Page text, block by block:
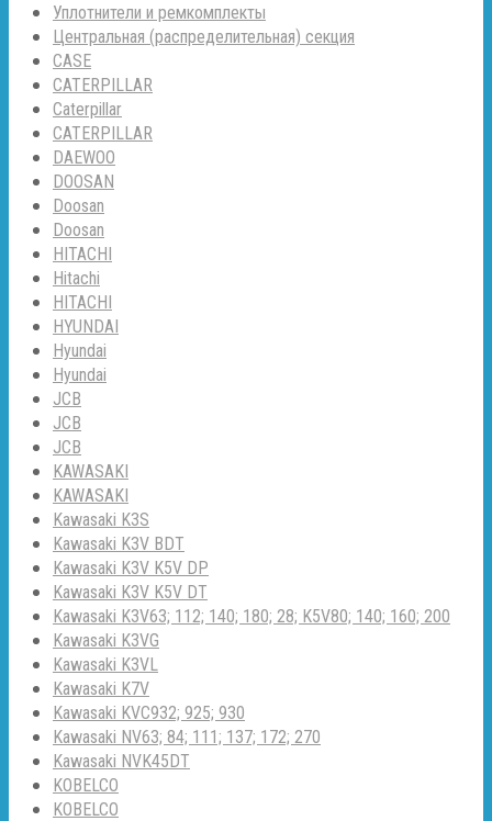
Уплотнители и ремкомплекты
Центральная (распределительная) секция
CASE
CATERPILLAR
Caterpillar
CATERPILLAR
DAEWOO
DOOSAN
Doosan
Doosan
HITACHI
Hitachi
HITACHI
HYUNDAI
Hyundai
Hyundai
JCB
JCB
JCB
KAWASAKI
KAWASAKI
Kawasaki K3S
Kawasaki K3V BDT
Kawasaki K3V K5V DP
Kawasaki K3V K5V DT
Kawasaki K3V63; 112; 140; 180; 28; K5V80; 140; 160; 200
Kawasaki K3VG
Kawasaki K3VL
Kawasaki K7V
Kawasaki KVC932; 925; 930
Kawasaki NV63; 84; 111; 137; 172; 270
Kawasaki NVK45DT
KOBELCO
KOBELCO